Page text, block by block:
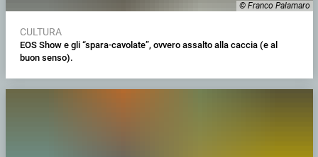
© Franco Palamaro
CULTURA
EOS Show e gli “spara-cavolate”, ovvero assalto alla caccia (e al
buon senso).